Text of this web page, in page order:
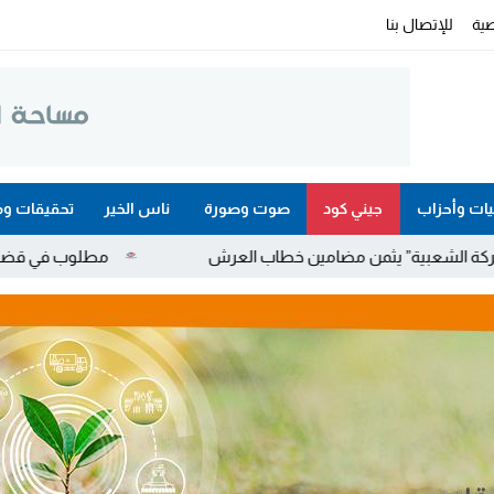
للإتصال بنا
وأحزاب جيني كود صوت وصورة ناس الخير تحقيقات
مطلوب في قضايا مخدرات واحتجاز مضامين خطاب العرش